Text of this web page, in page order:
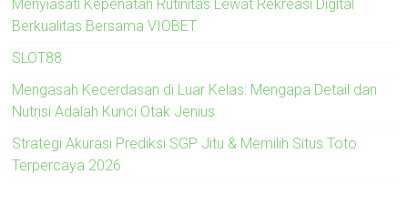
Menyiasati Kepenatan Rutinitas Lewat Rekreasi Digital
Berkualitas Bersama VIOBET
SLOT88
Mengasah Kecerdasan di Luar Kelas: Mengapa Detail dan
Nutrisi Adalah Kunci Otak Jenius
Strategi Akurasi Prediksi SGP Jitu & Memilih Situs Toto
Terpercaya 2026